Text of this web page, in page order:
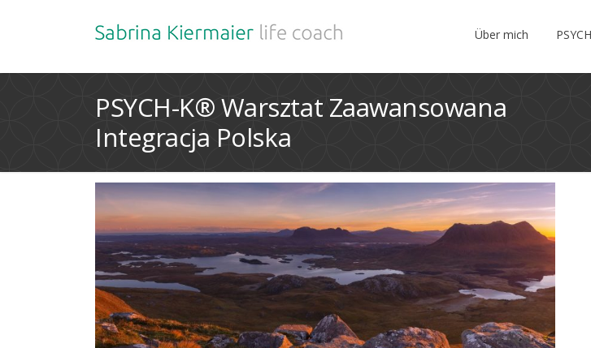
Über mich
PSYCH-K®️ Warsztat Zaawansowana
Integracja Polska